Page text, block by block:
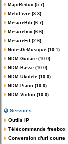
MajoReduc (5.7)
MeloLivre (3.3)
MesureBib (6.7)
MesureImc (6.6)
MesureFit (2.6)
NotesDeMusique (10.1)
NDM-Guitare (10.0)
NDM-Basse (10.0)
NDM-Ukulele (10.0)
NDM-Piano (10.0)
NDM-Violon (10.0)
Services
Outils IP
Télécommande freebox
Conversion d'url courte